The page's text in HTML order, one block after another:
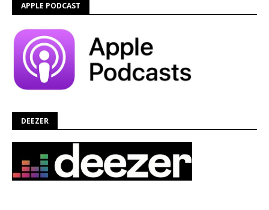
APPLE PODCAST
DEEZER